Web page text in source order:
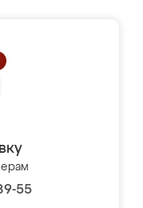
55